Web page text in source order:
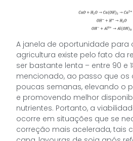
A janela de oportunidade para
agricultura existe pelo fato da
ser bastante lenta – entre 90 e
mencionado, ao passo que os
poucas semanas, elevando o
e promovendo melhor
nutrientes. Portanto, a
ocorre em situações que se
correção mais acelerada, tais